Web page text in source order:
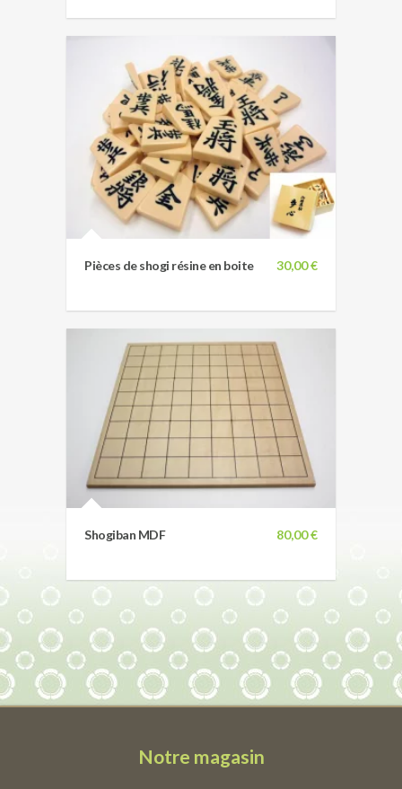
30,00 €
Pièces de shogi résine en boite
80,00 €
Shogiban MDF
Notre magasin